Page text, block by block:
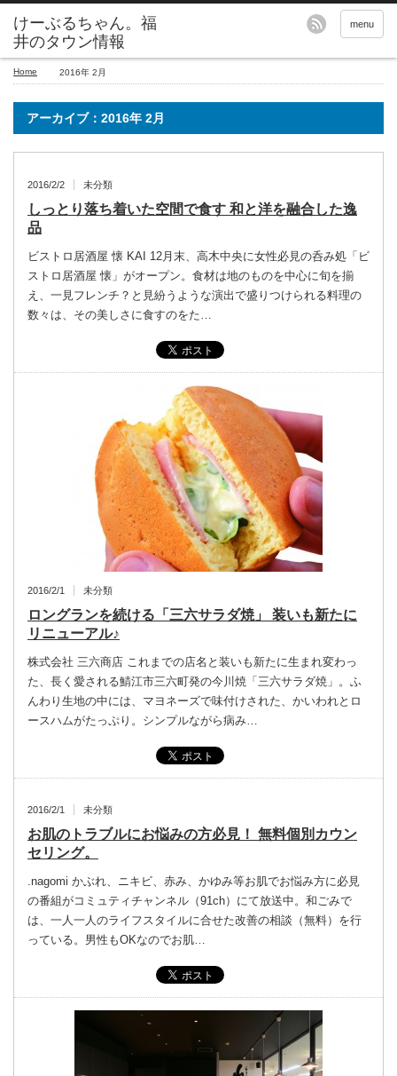
menu
Home 2016年 2月
アーカイブ：2016年 2月
2016/2/2 未分類
しっとり落ち着いた空間で食す 和と洋を融合した逸
品
ビストロ居酒屋 懐 KAI 12月末、高木中央に女性必見の呑み処「ビ
ストロ居酒屋 懐」がオープン。食材は地のものを中心に旬を揃
え、一見フレンチ？と見紛うような演出で盛りつけられる料理の
数々は、その美しさに食すのをた…
2016/2/1 未分類
ロングランを続ける「三六サラダ焼」 装いも新たに
リニューアル♪
株式会社 三六商店 これまでの店名と装いも新たに生まれ変わっ
た、長く愛される鯖江市三六町発の今川焼「三六サラダ焼」。ふ
んわり生地の中には、マヨネーズで味付けされた、かいわれとロ
ースハムがたっぷり。シンプルながら病み…
2016/2/1 未分類
お肌のトラブルにお悩みの方必見！ 無料個別カウン
セリング。
.nagomi かぶれ、ニキビ、赤み、かゆみ等お肌でお悩み方に必見
の番組がコミュティチャンネル（91ch）にて放送中。和ごみで
は、一人一人のライフスタイルに合せた改善の相談（無料）を行
っている。男性もOKなのでお肌…